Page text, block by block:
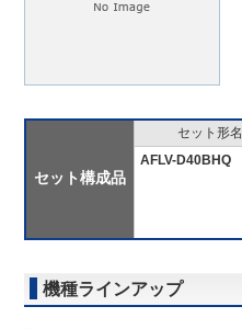
セット構成品
セット形名
AFLV-D40BHQ
機種ラインアップ